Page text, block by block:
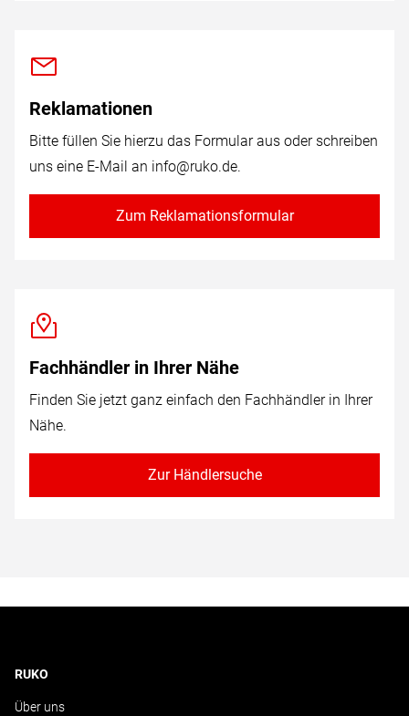
Reklamationen
Bitte füllen Sie hierzu das Formular aus oder schreiben
uns eine E-Mail an info@ruko.de.
Zum Reklamationsformular
Fachhändler in Ihrer Nähe
Finden Sie jetzt ganz einfach den Fachhändler in Ihrer
Nähe.
Zur Händlersuche
RUKO
Über uns